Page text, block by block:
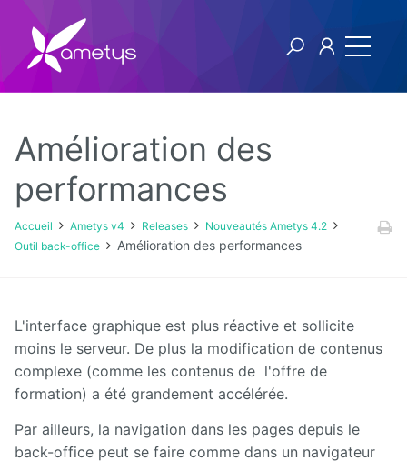
Ametys v4
Licence
Manuel
d'installation
et
d'exploitation
d'administration
Amélioration des
performances
Accueil Ametys v4 Releases
Nouveautés Ametys 4.2
Outil back-office
Amélioration des performances
L'interface graphique est plus réactive et sollicite
moins le serveur. De plus la modification de contenus
complexe (comme les contenus de l'offre de
formation) a été grandement accélérée.
Par ailleurs, la navigation dans les pages depuis le
back-office peut se faire comme dans un navigateur